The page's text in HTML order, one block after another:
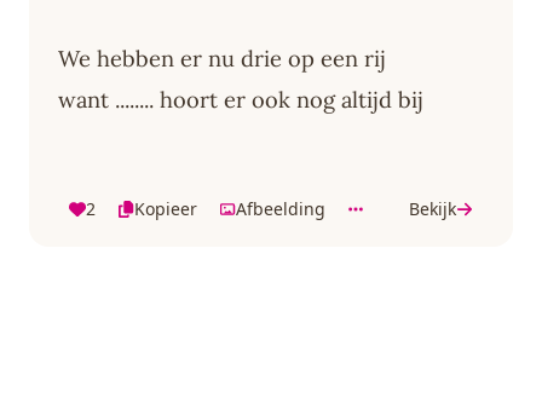
We hebben er nu drie op een rij
want ........ hoort er ook nog altijd bij
2 Kopieer Afbeelding Bekijk